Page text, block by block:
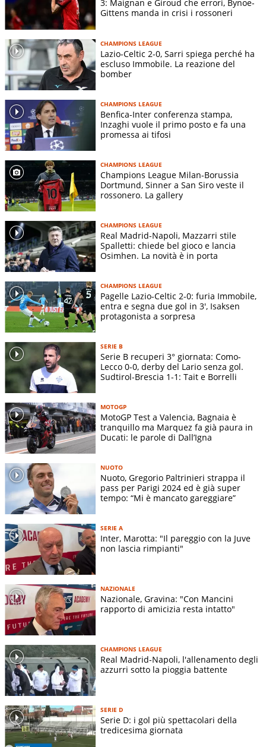
3: Maignan e Giroud che errori, Bynoe-
Gittens manda in crisi i rossoneri
CHAMPIONS LEAGUE
Lazio-Celtic 2-0, Sarri spiega perché ha
escluso Immobile. La reazione del
bomber
CHAMPIONS LEAGUE
Benfica-Inter conferenza stampa,
Inzaghi vuole il primo posto e fa una
promessa ai tifosi
CHAMPIONS LEAGUE
Champions League Milan-Borussia
Dortmund, Sinner a San Siro veste il
rossonero. La gallery
CHAMPIONS LEAGUE
Real Madrid-Napoli, Mazzarri stile
Spalletti: chiede bel gioco e lancia
Osimhen. La novità è in porta
CHAMPIONS LEAGUE
Pagelle Lazio-Celtic 2-0: furia Immobile,
entra e segna due gol in 3', Isaksen
protagonista a sorpresa
SERIE B
Serie B recuperi 3° giornata: Como-
Lecco 0-0, derby del Lario senza gol.
Sudtirol-Brescia 1-1: Tait e Borrelli
MOTOGP
MotoGP Test a Valencia, Bagnaia è
tranquillo ma Marquez fa già paura in
Ducati: le parole di Dall’Igna
NUOTO
Nuoto, Gregorio Paltrinieri strappa il
pass per Parigi 2024 ed è già super
tempo: “Mi è mancato gareggiare”
SERIE A
Inter, Marotta: "Il pareggio con la Juve
non lascia rimpianti"
NAZIONALE
Nazionale, Gravina: "Con Mancini
rapporto di amicizia resta intatto"
CHAMPIONS LEAGUE
Real Madrid-Napoli, l'allenamento degli
azzurri sotto la pioggia battente
SERIE D
Serie D: i gol più spettacolari della
tredicesima giornata